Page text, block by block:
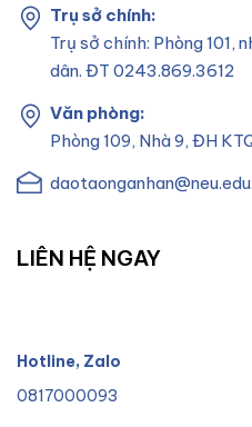
Trụ sở chính:
Trụ sở chính: Phòng 101,
dân. ĐT 0243.869.3612
Văn phòng:
Phòng 109, Nhà 9, ĐH
LIÊN HỆ NGAY
Hotline, Zalo
0817000093